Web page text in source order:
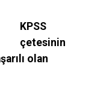
KPSS
çetesinin
olan